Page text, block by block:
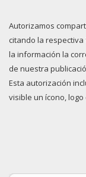
Autorizamos
citando la respectiva
la información la
de nuestra
Esta autorización
visible un ícono,